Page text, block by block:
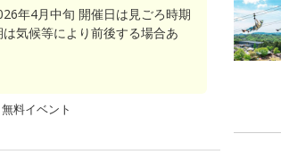
年4月中旬 開催日は見ごろ時期
気候等により前後する場合あ
無料イベント